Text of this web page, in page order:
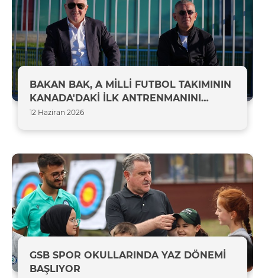
BAKAN BAK, A MİLLİ FUTBOL TAKIMININ
KANADA'DAKİ İLK ANTRENMANINI
İZLEDİ
12 Haziran 2026
GSB SPOR OKULLARINDA YAZ DÖNEMİ
BAŞLIYOR